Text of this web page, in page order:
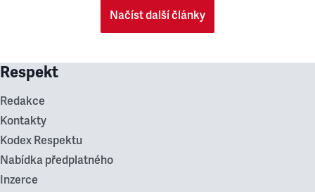
Načíst další články
Respekt
Redakce
Kontakty
Kodex Respektu
Nabídka předplatného
Inzerce